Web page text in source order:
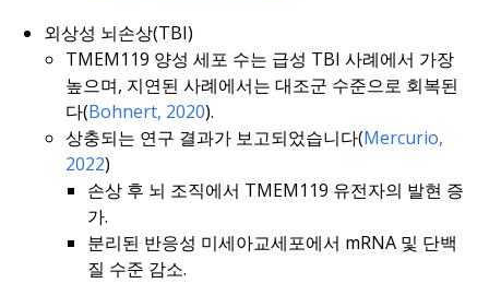
외상성 뇌손상(TBI)
TMEM119 양성 세포 수는 급성 TBI 사례에서 가장
높으며, 지연된 사례에서는 대조군 수준으로 회복된
다(Bohnert, 2020).
상충되는 연구 결과가 보고되었습니다(Mercurio,
2022)
손상 후 뇌 조직에서 TMEM119 유전자의 발현 증
가.
분리된 반응성 미세아교세포에서 mRNA 및 단백
질 수준 감소.